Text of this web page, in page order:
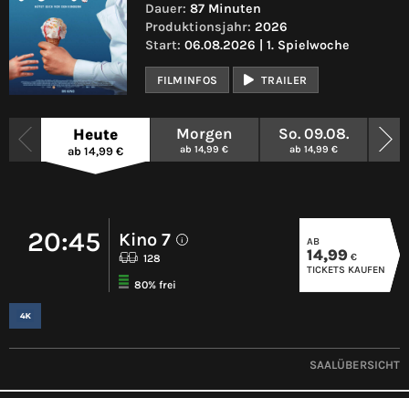
Dauer: 87 Minuten
Produktionsjahr: 2026
Start: 06.08.2026 | 1. Spielwoche
FILMINFOS TRAILER
Heute
ab 14,99 €
Morgen
ab 14,99 €
So. 09.08.
ab 14,99 €
20:45 Kino 7 i
128
80% frei
AB
14,99 €
TICKETS KAUFEN
SAALÜBERSICHT